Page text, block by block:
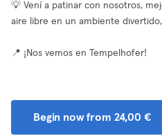
💡 Vení a patinar con nosotros,
aire libre en un ambiente
📍 ¡Nos vemos en Tempelhofer!
Begin now from 24,00 €